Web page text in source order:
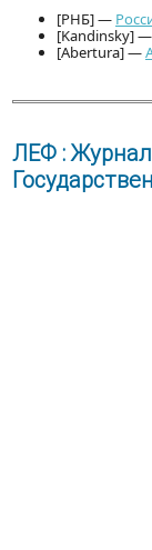
[РНБ] —
[Kandinsky] —
[Abertura] —
ЛЕФ : Журнал